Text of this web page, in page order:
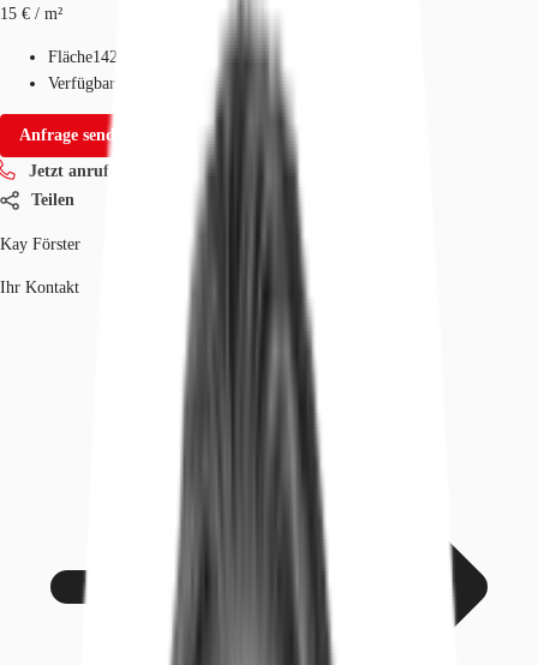
15 € / m²
Fläche142 - 4.294 m²
Verfügbarkeit
Auf Anfrage
Anfrage senden
Jetzt anrufen
Teilen
Kay Förster
Ihr Kontakt